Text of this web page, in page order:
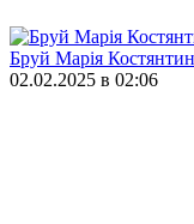
Бруй Марія
02.02.2025 в 02:06